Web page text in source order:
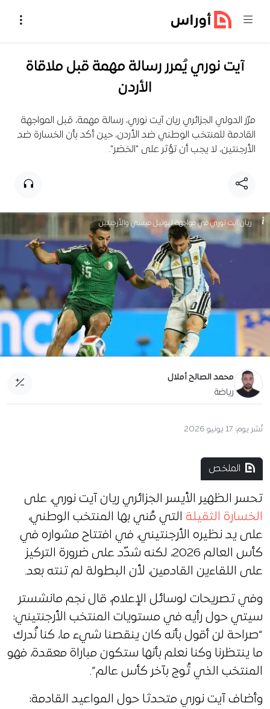
آيت نوري يُمرر رسالة مهمة قبل ملاقاة
الأردن
مرّر الدولي الجزائري ريان آيت نوري، رسالة مهمة، قبل المواجهة
القادمة للمنتخب الوطني ضد الأردن، حين أكد بأن الخسارة ضد
الأرجنتين، لا يجب أن تؤثر على "الخضر".
ريان آيت نوري في مواجهة ليونيل ميسي والأرجنتين
محمد الصالح أملال
رياضة
نُشر يوم: 17 يونيو 2026
الملخص
تحسر الظهير الأيسر الجزائري ريان آيت نوري، على
الخسارة الثقيلة التي مُني بها المنتخب الوطني،
على يد نظيره الأرجنتيني، في افتتاح مشواره في
كأس العالم 2026، لكنه شدّد على ضرورة التركيز
على اللقاءين القادمين، لأن البطولة لم تنته بعد.
وفي تصريحات لوسائل الإعلام، قال نجم مانشستر
سيتي حول رأيه في مستويات المنتخب الأرجنتيني:
“صراحة لن أقول بأنه كان ينقصنا شيء ما، كنا نُدرك
ما ينتظرنا وكنا نعلم بأنها ستكون مباراة معقدة، فهو
المنتخب الذي تُوج بآخر كأس عالم”.
وأضاف آيت نوري متحدثا حول المواعيد القادمة: